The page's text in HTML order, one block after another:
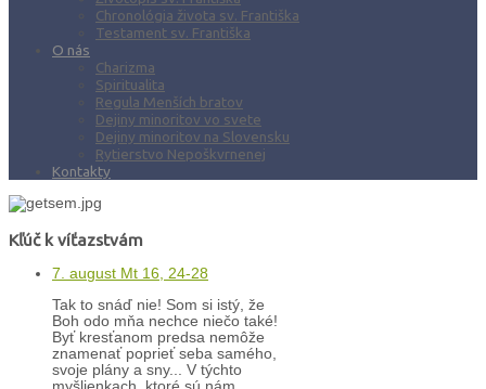
Chronológia života sv. Františka
Testament sv. Františka
O nás
Charizma
Spiritualita
Regula Menších bratov
Dejiny minoritov vo svete
Dejiny minoritov na Slovensku
Rytierstvo Nepoškvrnenej
Kontakty
Kľúč k víťazstvám
7. august Mt 16, 24-28
Tak to snáď nie! Som si istý, že
Boh odo mňa nechce niečo také!
Byť kresťanom predsa nemôže
znamenať poprieť seba samého,
svoje plány a sny... V týchto